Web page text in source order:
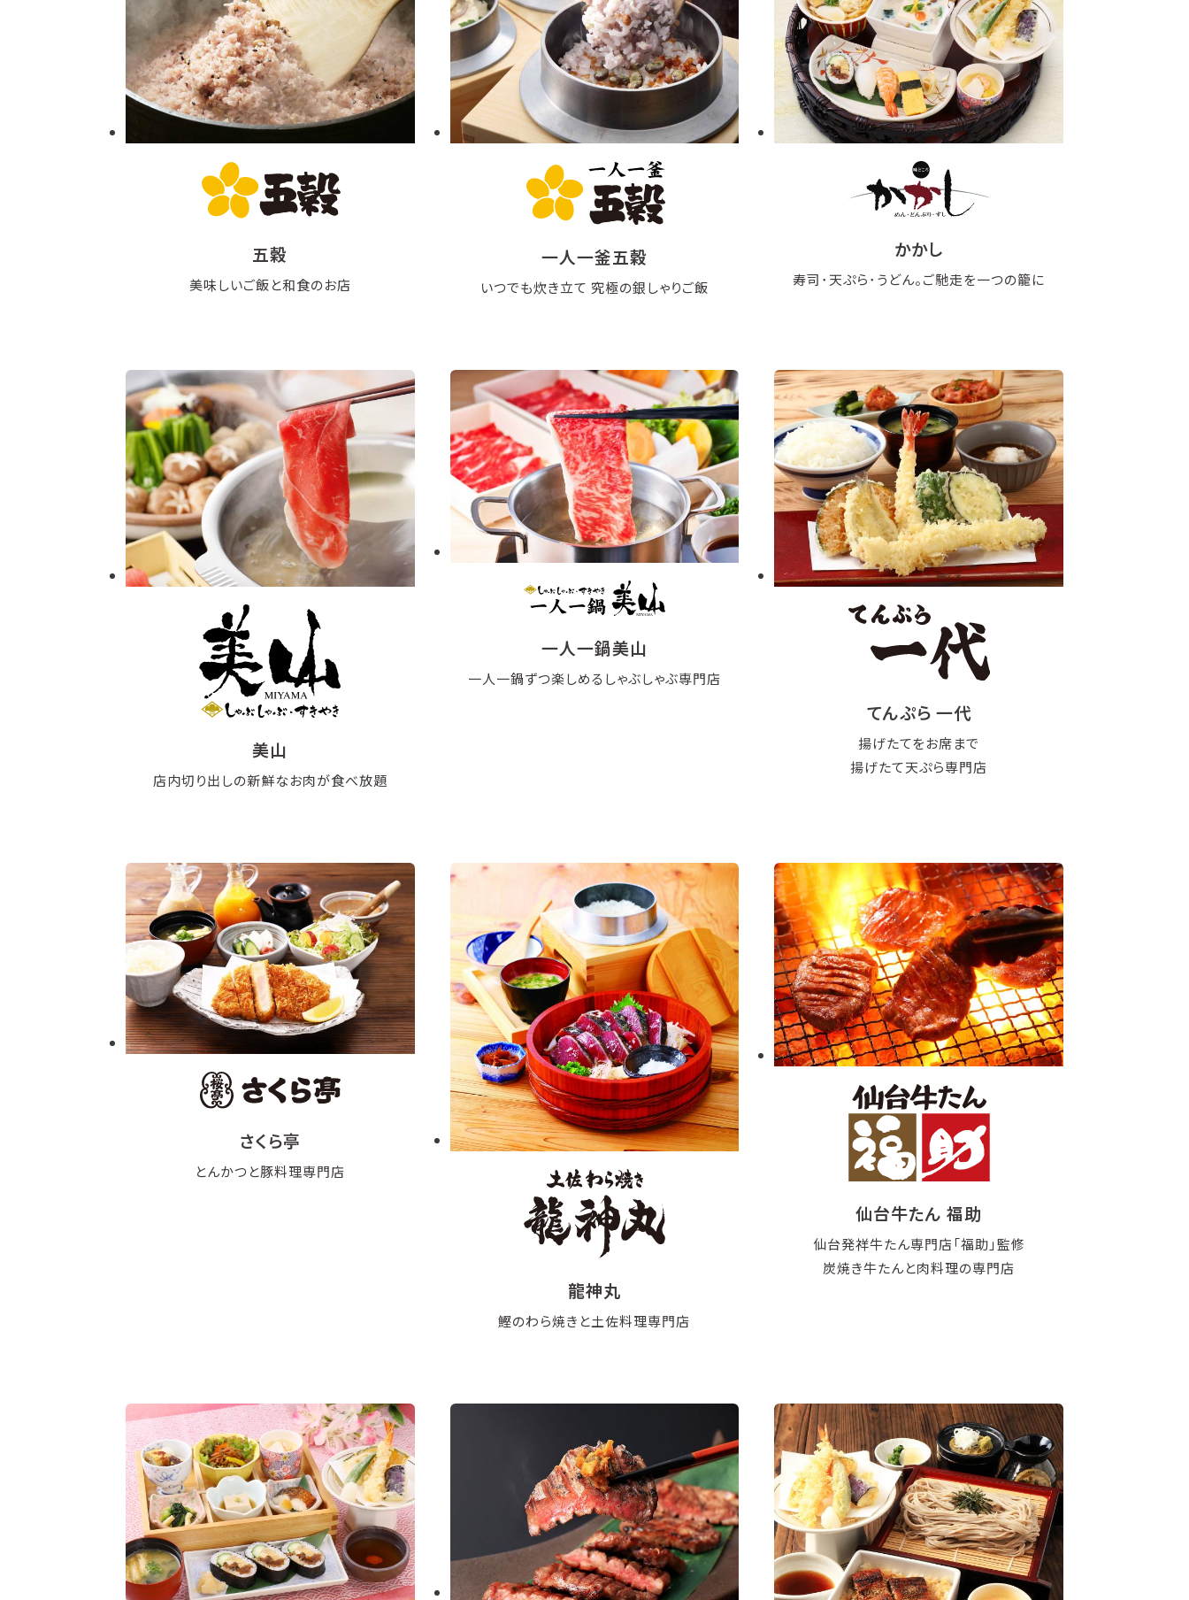
五穀
美味しいご飯と和食のお店
一人一釜五穀
いつでも炊き立て 究極の銀しゃりご飯
かかし
寿司･天ぷら･うどん。ご馳走を一つの籠に
美山
店内切り出しの新鮮なお肉が食べ放題
一人一鍋美山
一人一鍋ずつ楽しめるしゃぶしゃぶ専門店
てんぷら 一代
揚げたてをお席まで
揚げたて天ぷら専門店
さくら亭
とんかつと豚料理専門店
龍神丸
鰹のわら焼きと土佐料理専門店
仙台牛たん 福助
仙台発祥牛たん専門店「福助」監修
炭焼き牛たんと肉料理の専門店